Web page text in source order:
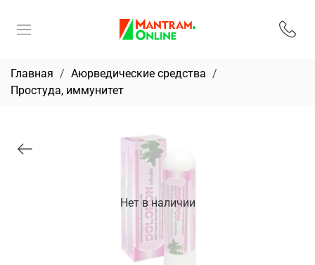
Главная
Аюрведические средства
Простуда, иммунитет
Нет в наличии